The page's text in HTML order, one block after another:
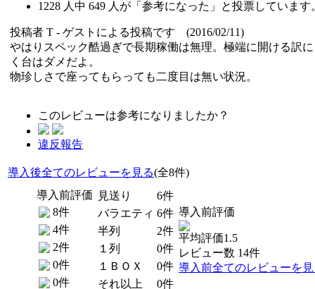
1228 人中 649 人が「参考になった」と投票しています
投稿者 T - ゲストによる投稿です (2016/02/11)
やはりスペック酷過ぎで長期稼働は無理。極端に開ける訳
く台はダメだよ。
物珍しさで座ってもらっても二度目は無い状況。
このレビューは参考になりましたか？
違反報告
導入後全てのレビューを見る(全8件)
導入前評価
8件
4件
2件
0件
0件
見送り
6件
バラエティ 6件
半列
2件
１列
0件
１ＢＯＸ
0件
それ以上
0件
導入前評価
平均評価1.5
レビュー数 14件
導入前全てのレビューを